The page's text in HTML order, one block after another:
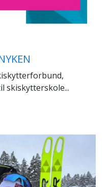
skiskytterskole...